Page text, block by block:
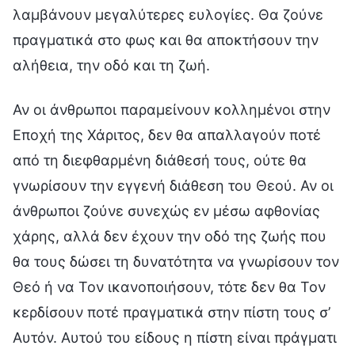
λαμβάνουν μεγαλύτερες ευλογίες. Θα ζούνε
πραγματικά στο φως και θα αποκτήσουν την
αλήθεια, την οδό και τη ζωή.
Αν οι άνθρωποι παραμείνουν κολλημένοι στην
Εποχή της Χάριτος, δεν θα απαλλαγούν ποτέ
από τη διεφθαρμένη διάθεσή τους, ούτε θα
γνωρίσουν την εγγενή διάθεση του Θεού. Αν οι
άνθρωποι ζούνε συνεχώς εν μέσω αφθονίας
χάρης, αλλά δεν έχουν την οδό της ζωής που
θα τους δώσει τη δυνατότητα να γνωρίσουν τον
Θεό ή να Τον ικανοποιήσουν, τότε δεν θα Τον
κερδίσουν ποτέ πραγματικά στην πίστη τους σ’
Αυτόν. Αυτού του είδους η πίστη είναι πράγματι